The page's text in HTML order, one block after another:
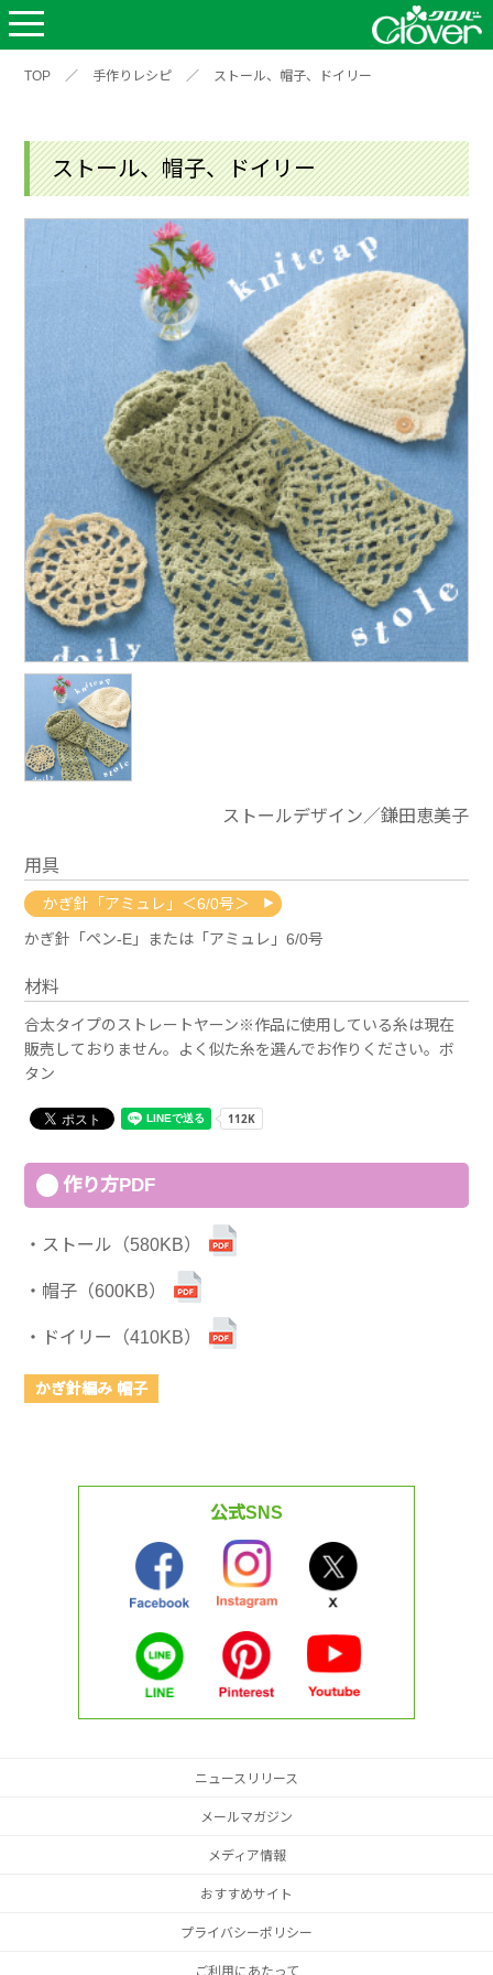
TOP ／ 手作りレシピ ／ ストール、帽子、ドイリー
ストール、帽子、ドイリー
ストールデザイン／鎌田恵美子
用具
かぎ針「アミュレ」＜6/0号＞
かぎ針「ペン-E」または「アミュレ」6/0号
材料
合太タイプのストレートヤーン※作品に使用している糸は現在
販売しておりません。よく似た糸を選んでお作りください。ボ
タン
作り方PDF
ストール（580KB）
帽子（600KB）
ドイリー（410KB）
かぎ針編み 帽子
公式SNS
ニュースリリース
メールマガジン
メディア情報
おすすめサイト
プライバシーポリシー
ご利用にあたって